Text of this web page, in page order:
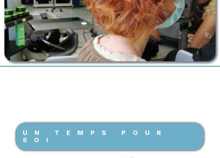
UN TEMPS POUR
SOI